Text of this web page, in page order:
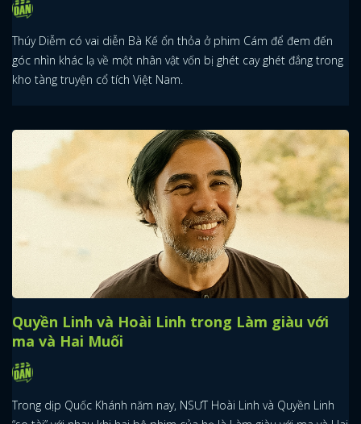
Thúy Diễm có vai diễn Bà Kế ổn thỏa ở phim Cám để đem đến
góc nhìn khác lạ về một nhân vật vốn bị ghét cay ghét đắng trong
kho tàng truyện cổ tích Việt Nam.
Quyền Linh và Hoài Linh trong Làm giàu với
ma và Hai Muối
Trong dịp Quốc Khánh năm nay, NSƯT Hoài Linh và Quyền Linh